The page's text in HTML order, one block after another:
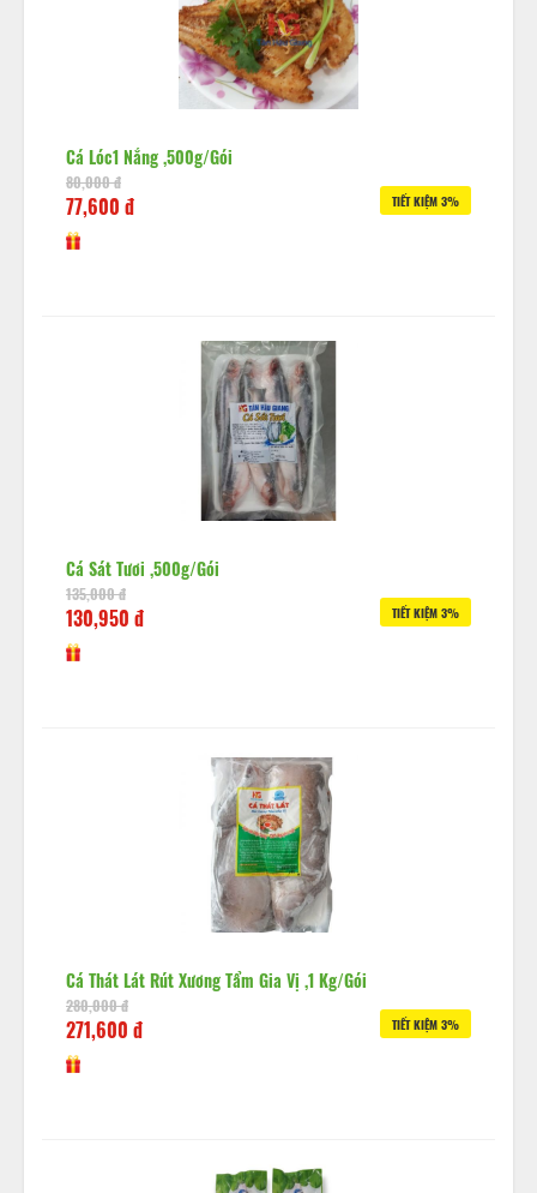
Cá Lóc1 Nắng ,500g/gói
80,000 đ
77,600 đ TIẾT KIỆM 3%
Cá Sát Tươi ,500g/gói
135,000 đ
130,950 đ TIẾT KIỆM 3%
Cá Thát Lát Rút Xương Tẩm Gia Vị ,1 Kg/gói
280,000 đ
271,600 đ TIẾT KIỆM 3%